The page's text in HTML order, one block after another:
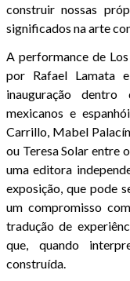
construir nossas
significados na arte
A performance de
por Rafael Lamata
inauguração
mexicanos e
Carrillo, Mabel
ou Teresa Solar entre
uma editora
exposição, que pode
um compromisso
tradução de
que, quando
construída.